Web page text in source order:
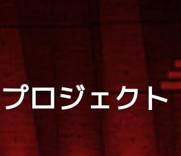
プロジェクト